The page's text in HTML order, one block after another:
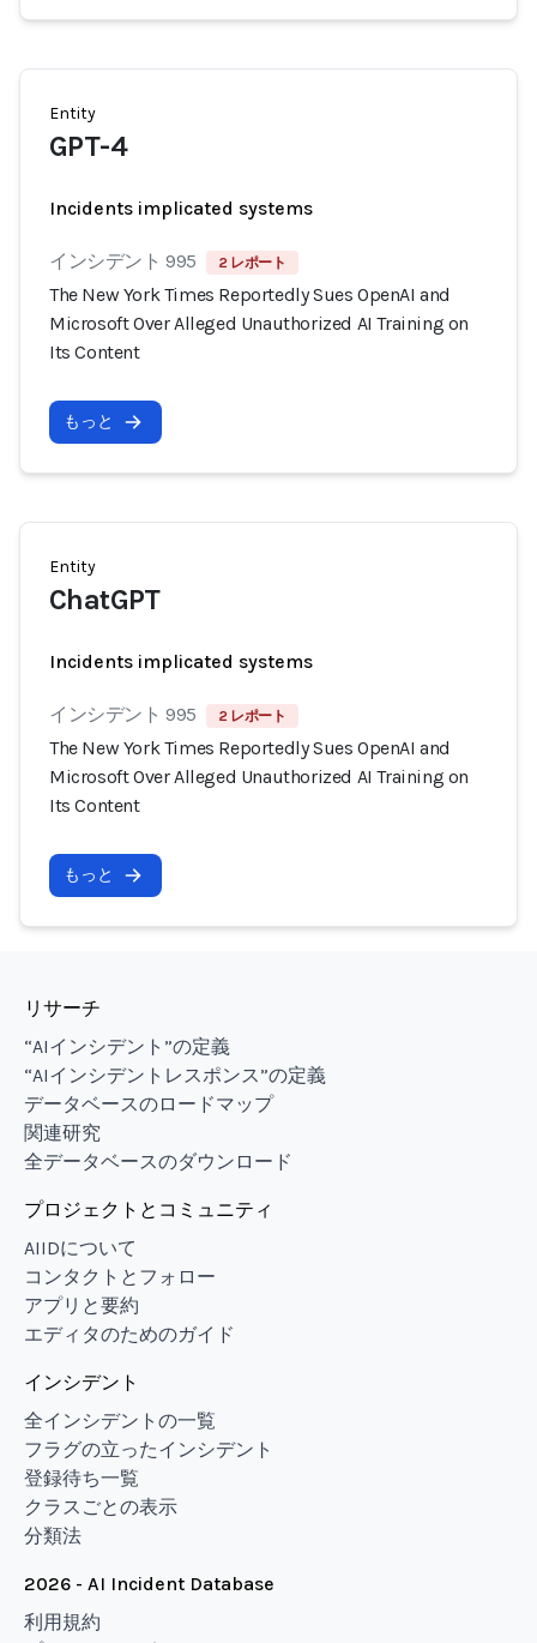
Entity
GPT-4
Incidents implicated systems
インシデント 995 2 レポート
The New York Times Reportedly Sues OpenAI and
Microsoft Over Alleged Unauthorized AI Training on
Its Content
もっと
Entity
ChatGPT
Incidents implicated systems
インシデント 995 2 レポート
The New York Times Reportedly Sues OpenAI and
Microsoft Over Alleged Unauthorized AI Training on
Its Content
もっと
リサーチ
“AIインシデント”の定義
“AIインシデントレスポンス”の定義
データベースのロードマップ
関連研究
全データベースのダウンロード
プロジェクトとコミュニティ
AIIDについて
コンタクトとフォロー
アプリと要約
エディタのためのガイド
インシデント
全インシデントの一覧
フラグの立ったインシデント
登録待ち一覧
クラスごとの表示
分類法
2026 - AI Incident Database
利用規約